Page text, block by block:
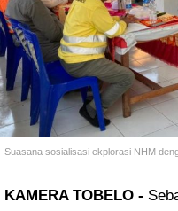
Suasana sosialisasi ekplorasi NHM
KAMERA TOBELO -